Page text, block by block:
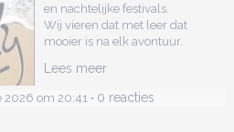
en nachtelijke festivals.
Wij vieren dat met leer dat
mooier is na elk avontuur.
Lees meer
2026 om 20:41 • 0 reacties